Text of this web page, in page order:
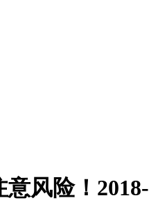
风险！2018-